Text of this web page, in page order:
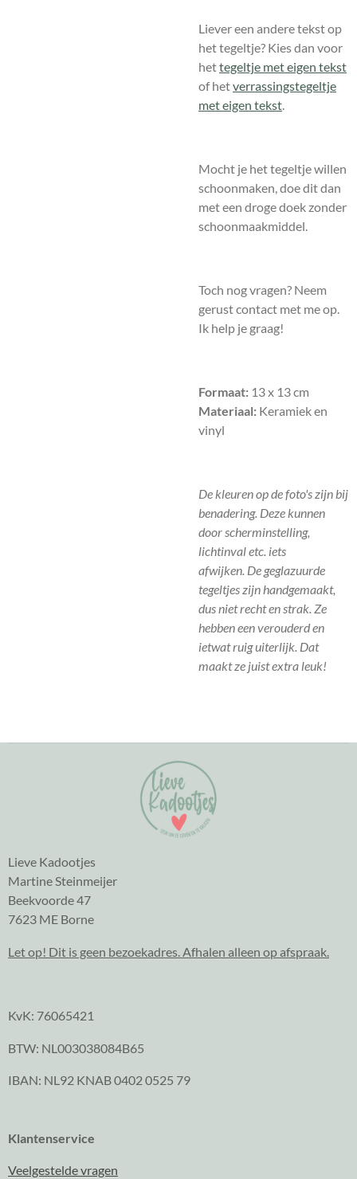
Liever een andere tekst op
het tegeltje? Kies dan voor
hettegeltje met eigen tekst
of hetverrassingstegeltje
met eigen tekst.
Mocht je het tegeltje willen
schoonmaken, doe dit dan
met een droge doek zonder
schoonmaakmiddel.
Toch nog vragen? Neem
gerust contact met me op.
Ik help je graag!
Formaat: 13 x 13 cm
Materiaal: Keramiek en
vinyl
De kleuren op de foto's zijn bij
benadering. Deze kunnen
door scherminstelling,
lichtinval etc. iets
afwijken. De geglazuurde
tegeltjes zijn handgemaakt,
dus niet recht en strak. Ze
hebben een verouderd en
ietwat ruig uiterlijk. Dat
maakt ze juist extra leuk!
Lieve Kadootjes
Martine Steinmeijer
Beekvoorde 47
7623 ME Borne
Let op! Dit is geen bezoekadres. Afhalen alleen op afspraak.
KvK: 76065421
BTW: NL003038084B65
IBAN: NL92 KNAB 0402 0525 79
Klantenservice
Veelgestelde vragen